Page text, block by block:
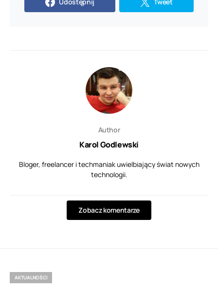
Author
Karol Godlewski
Bloger, freelancer i techmaniak uwielbiający świat nowych
technologii.
Zobacz komentarze
AKTUALNOŚCI